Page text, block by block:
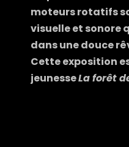
moteurs rotatifs
visuelle et sonore
dans une douce
Cette exposition
jeunesseLa forêt